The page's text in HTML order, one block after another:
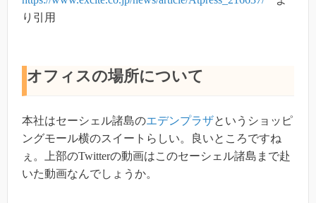
り引用
オフィスの場所について
本社はセーシェル諸島のエデンプラザというショッピ
ングモール横のスイートらしい。良いところですね
ぇ。上部のTwitterの動画はこのセーシェル諸島まで赴
いた動画なんでしょうか。